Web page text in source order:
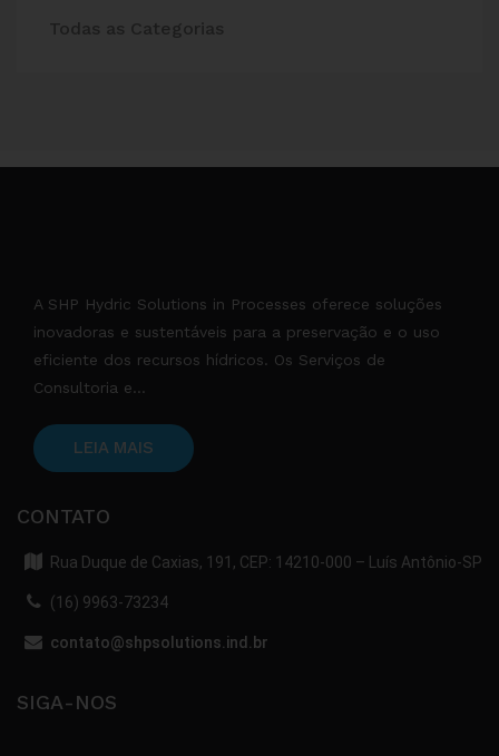
Todas as Categorias
A SHP Hydric Solutions in Processes oferece soluções
inovadoras e sustentáveis para a preservação e o uso
eficiente dos recursos hídricos. Os Serviços de
Consultoria e...
LEIA MAIS
CONTATO
Rua Duque de Caxias, 191, CEP: 14210-000 – Luís Antônio-SP
(16) 9963-73234
contato@shpsolutions.ind.br
SIGA-NOS